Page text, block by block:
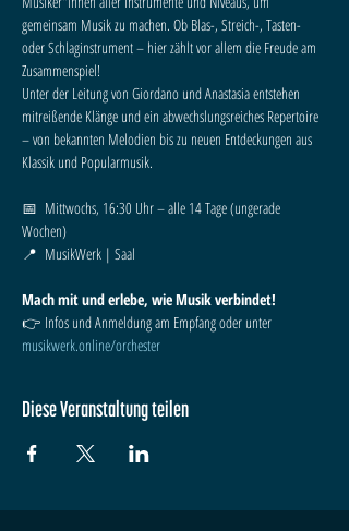
gemeinsam Musik zu machen. Ob Blas-, Streich-, Tasten-
oder Schlaginstrument – hier zählt vor allem die Freude am
Zusammenspiel!
Unter der Leitung von Giordano und Anastasia entstehen
mitreißende Klänge und ein abwechslungsreiches Repertoire
– von bekannten Melodien bis zu neuen Entdeckungen aus
Klassik und Popularmusik.
📅  Mittwochs, 16:30 Uhr – alle 14 Tage (ungerade
Wochen)
📍  MusikWerk | Saal
Mach mit und erlebe, wie Musik verbindet!
👉 Infos und Anmeldung am Empfang oder unter
musikwerk.online/orchester
Diese Veranstaltung teilen